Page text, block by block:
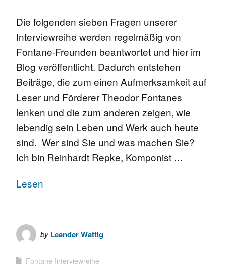
Die folgenden sieben Fragen unserer
Interviewreihe werden regelmäßig von
Fontane-Freunden beantwortet und hier im
Blog veröffentlicht. Dadurch entstehen
Beiträge, die zum einen Aufmerksamkeit auf
Leser und Förderer Theodor Fontanes
lenken und die zum anderen zeigen, wie
lebendig sein Leben und Werk auch heute
sind. Wer sind Sie und was machen Sie?
Ich bin Reinhardt Repke, Komponist …
Lesen
by Leander Wattig
Fontane-Interviewreihe